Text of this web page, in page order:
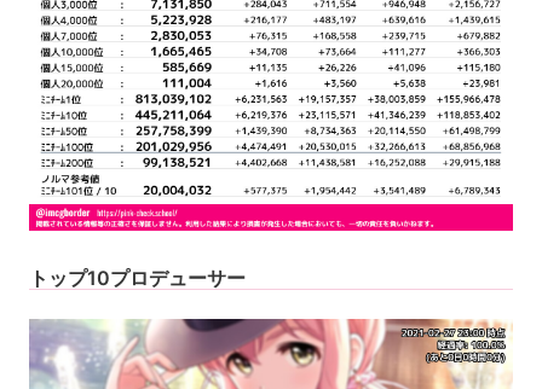
トップ10プロデューサー